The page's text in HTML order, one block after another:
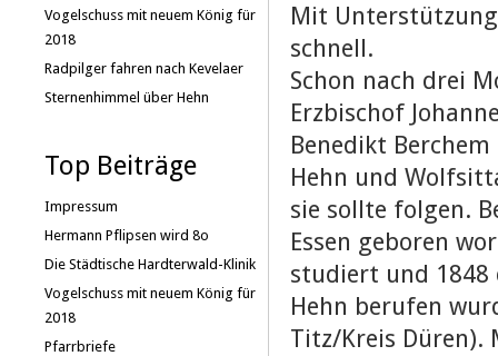
Vogelschuss mit neuem König für
2018
Radpilger fahren nach Kevelaer
Sternenhimmel über Hehn
Top Beiträge
Impressum
Hermann Pflipsen wird 8o
Die Städtische Hardterwald-Klinik
Vogelschuss mit neuem König für
2018
Pfarrbriefe
Mit
schnell.
Schon nach drei
Erzbischof
Benedikt
Hehn und
sie sollte folgen.
Essen geboren
studiert und 1848
Hehn berufen
Titz/Kreis Düren).